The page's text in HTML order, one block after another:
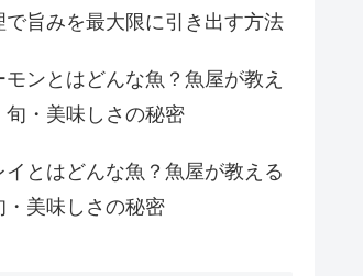
で旨みを最大限に引き出す方法
ンとはどんな魚？魚屋が教え
旬・美味しさの秘密
イとはどんな魚？魚屋が教える
・美味しさの秘密